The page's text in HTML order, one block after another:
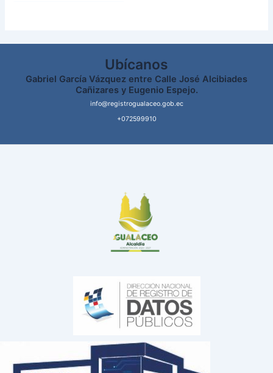
Ubícanos
Gabriel García Vázquez entre Calle José Alcibiades
Cañizares y Eugenio Espejo.
info@registrogualaceo.gob.ec
+072599910